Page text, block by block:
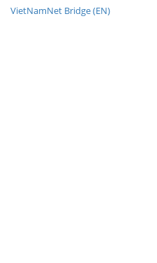
VietNamNet Bridge (EN)